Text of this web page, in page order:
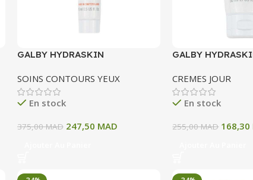
GALBY HYDRASKIN
CONTOUR DES YEUX 3 EN 1 15
ML
SOINS CONTOURS YEUX
En stock
375,00MAD 247,50 MAD
GALBY
HYDRATANTE
ABSOLU 50ML
CREMES JOUR
En stock
255,00MAD 168,30